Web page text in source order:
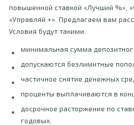
повышенной ставкой «Лучший %»,
«Управляй +». Предлагаем вам
Условия будут такими:
минимальная сумма
допускаются безлимитные
частичное снятие денежных
проценты выплачиваются в
досрочное расторжение по
годовых.